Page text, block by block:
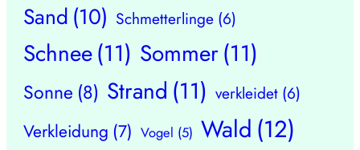
Sand (10) Schmetterlinge (6)
Schnee(11) Sommer(11)
Sonne (8) Strand (11) verkleidet (6)
Verkleidung (7) Vogel (5) Wald (12)